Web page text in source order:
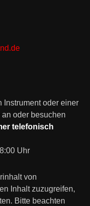
Instrument oder einer
oder besuchen
telefonisch
Uhr
von
Inhalt zuzugreifen,
Bitte beachten